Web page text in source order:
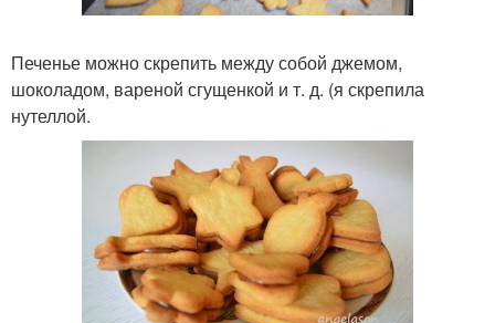
Печенье можно скрепить между собой джемом,
шоколадом, вареной сгущенкой и т. д. (я скрепила
нутеллой.